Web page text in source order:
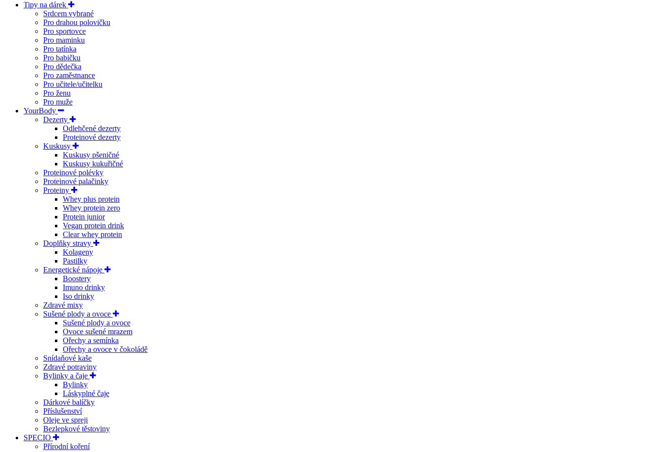
Tipy na dárek
Srdcem vybrané
Pro drahou polovičku
Pro sportovce
Pro maminku
Pro tatínka
Pro babičku
Pro dědečka
Pro zaměstnance
Pro učitele/učitelku
Pro ženu
Pro muže
YourBody
Dezerty
Odlehčené dezerty
Proteinové dezerty
Kuskusy
Kuskusy pšeničné
Kuskusy kukuřičné
Proteinové polévky
Proteinové palačinky
Proteiny
Whey plus protein
Whey protein zero
Protein junior
Vegan protein drink
Clear whey protein
Doplňky stravy
Kolageny
Pastilky
Energetické nápoje
Boostery
Imuno drinky
Iso drinky
Zdravé mixy
Sušené plody a ovoce
Sušené plody a ovoce
Ovoce sušené mrazem
Ořechy a semínka
Ořechy a ovoce v čokoládě
Snídaňové kaše
Zdravé potraviny
Bylinky a čaje
Bylinky
Láskyplné čaje
Dárkové balíčky
Příslušenství
Oleje ve spreji
Bezlepkové těstoviny
SPECIO
Přírodní koření